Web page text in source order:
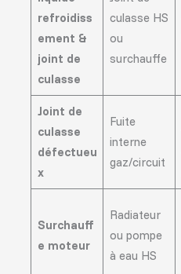
refroidiss
ement &
joint de
culasse
culasse HS
ou
surchauffe
Joint de
culasse
défectueu
x
Fuite
interne
gaz/circuit
Surchauff
e moteur
Radiateur
ou pompe
à eau HS